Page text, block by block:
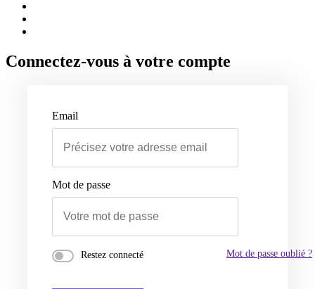
Connectez-vous à votre compte
Email
Mot de passe
Restez connecté Mot de passe oublié ?